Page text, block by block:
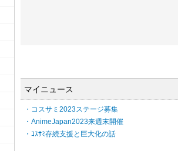
マイニュース
・コスサミ2023ステージ募集
・AnimeJapan2023来週末開催
・ｺｽｻﾐ存続支援と巨大化の話